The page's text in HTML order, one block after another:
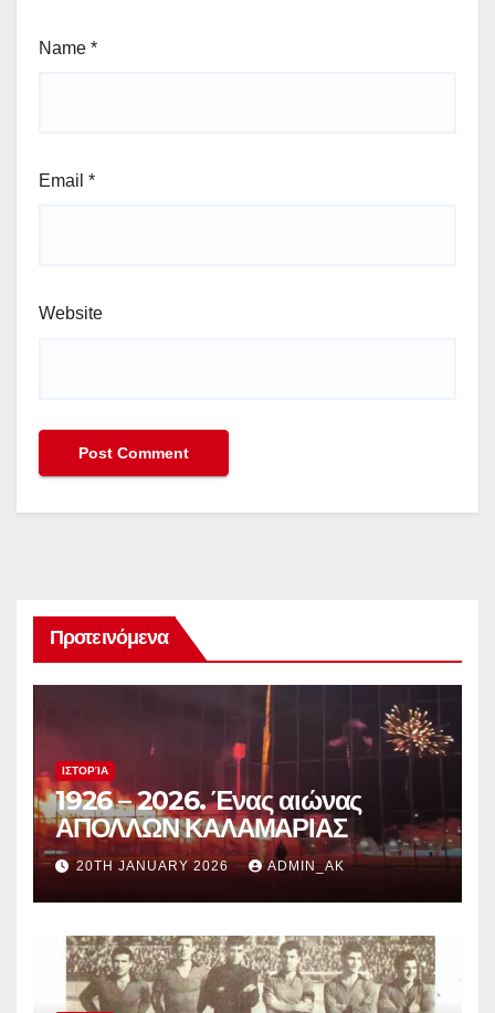
Name *
Email *
Website
Προτεινόμενα
ΙΣΤΟΡΊΑ
1926 – 2026. Ένας αιώνας
ΑΠΟΛΛΩΝ ΚΑΛΑΜΑΡΙΑΣ
20TH JANUARY 2026 ADMIN_AK